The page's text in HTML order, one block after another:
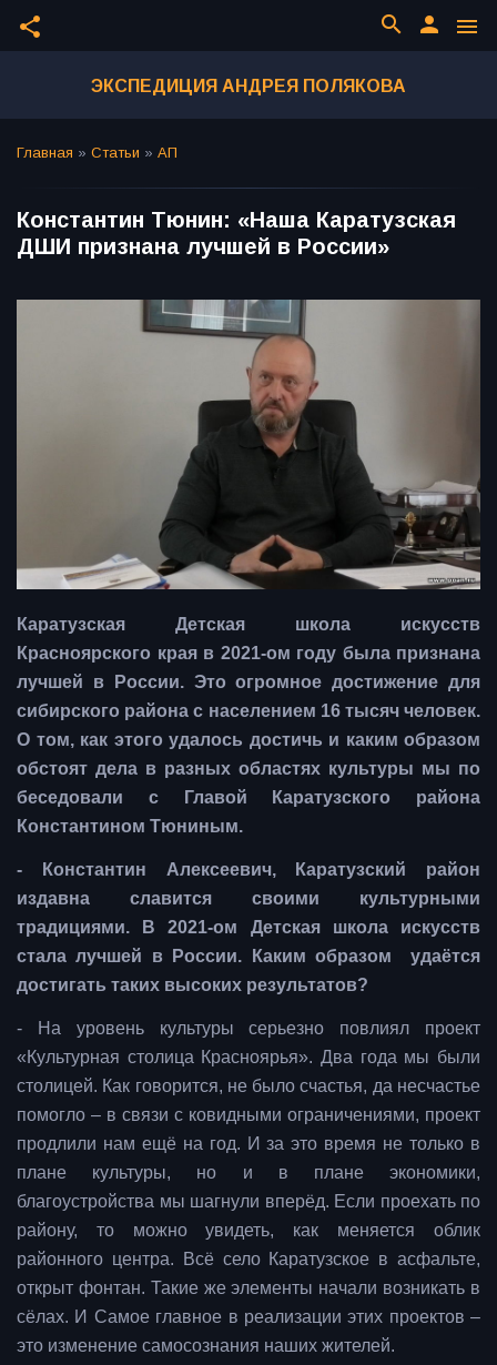
share menu
person
search
ЭКСПЕДИЦИЯ АНДРЕЯ ПОЛЯКОВА
Главная » Статьи » АП
Константин Тюнин: «Наша Каратузская
ДШИ признана лучшей в России»
Каратузская Детская школа искусств
Красноярского края в 2021-ом году была признана
лучшей в России. Это огромное достижение для
сибирского района с населением 16 тысяч человек.
О том, как этого удалось достичь и каким образом
обстоят дела в разных областях культуры мы по
беседовали с Главой Каратузского района
Константином Тюниным.
- Константин Алексеевич, Каратузский район
издавна славится своими культурными
традициями. В 2021-ом Детская школа искусств
стала лучшей в России. Каким образом удаётся
достигать таких высоких результатов?
- На уровень культуры серьезно повлиял проект
«Культурная столица Красноярья». Два года мы были
столицей. Как говорится, не было счастья, да несчастье
помогло – в связи с ковидными ограничениями, проект
продлили нам ещё на год. И за это время не только в
плане культуры, но и в плане экономики,
благоустройства мы шагнули вперёд. Если проехать по
району, то можно увидеть, как меняется облик
районного центра. Всё село Каратузское в асфальте,
открыт фонтан. Такие же элементы начали возникать в
сёлах. И Самое главное в реализации этих проектов –
это изменение самосознания наших жителей.